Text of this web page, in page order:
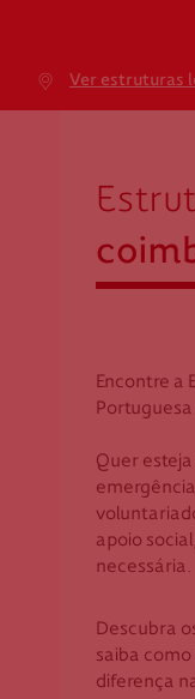
Ver estruturas
Avenida Casal
+351 707 10 28
Apoio ao
Beja
Faro
Encontre a
Portuguesa
Quer
apoio
necessária.
Descubra
saiba como
diferença